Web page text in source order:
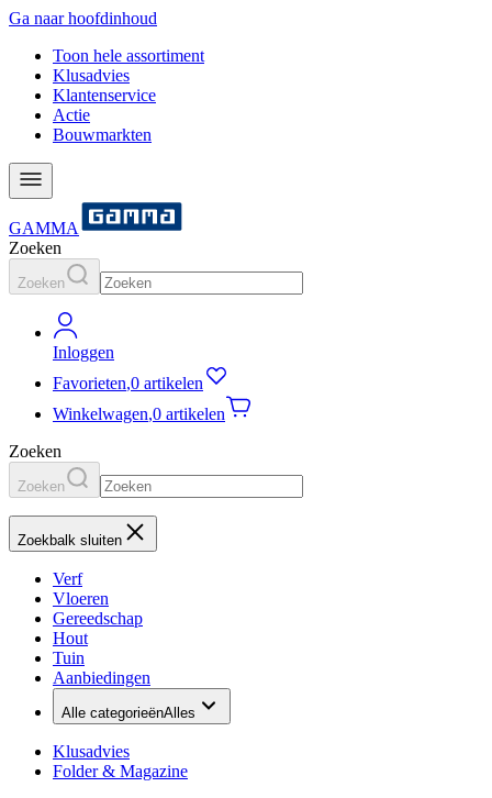
Ga naar hoofdinhoud
Toon hele assortiment
Klusadvies
Klantenservice
Actie
Bouwmarkten
GAMMA
Zoeken
Zoeken
Inloggen
Favorieten,0 artikelen
Winkelwagen,0 artikelen
Zoeken
Zoeken
Zoekbalk sluiten
Verf
Vloeren
Gereedschap
Hout
Tuin
Aanbiedingen
Alle categorieënAlles
Klusadvies
Folder & Magazine